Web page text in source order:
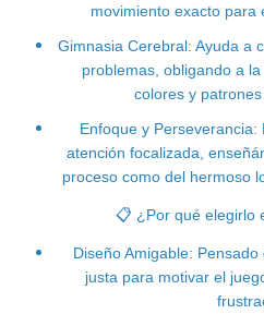
movimiento exacto para
Gimnasia Cerebral: Ayuda a
problemas, obligando a
colores y patrones
Enfoque y
atención focalizada,
proceso como del hermoso
📋 ¿Por qué elegirlo
Diseño Amigable:
justa para motivar el